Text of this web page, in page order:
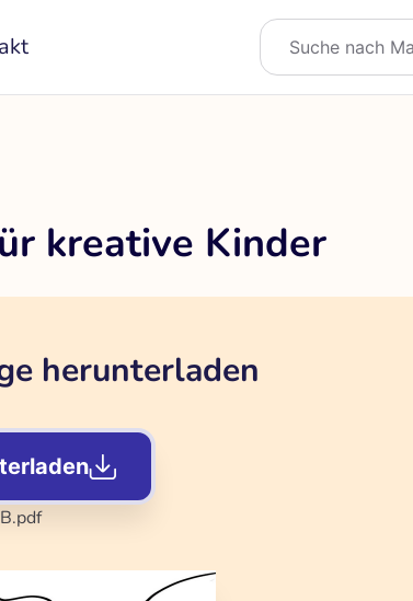
kreative Kinder
herunterladen
.pdf